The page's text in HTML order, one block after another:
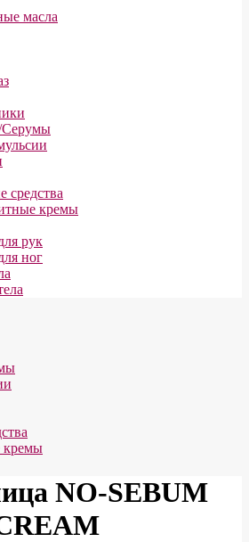
масла
Серумы
кремы
рук
ног
кремы
NO-SEBUM